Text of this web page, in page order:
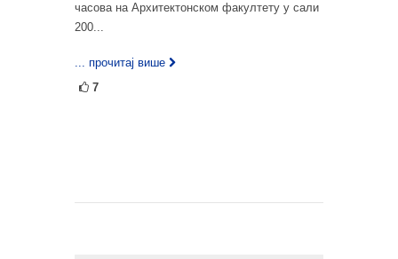
часова на Архитектонском факултету у сали
200...
... прочитај више
7